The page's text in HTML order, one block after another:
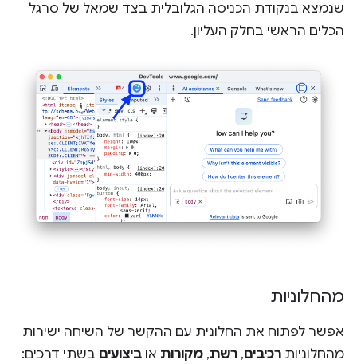
שנמצא בנקודת הכניסה הגלובלית בצד שמאל של סרגל
הכלים הראשי בחלק העליון.
מהחלוניות
אפשר לפתוח את החלונית עם ההקשר של השיחה ישירות
מהחלוניות רכיבים, רשת, מקורות או ביצועים בשתי דרכים: